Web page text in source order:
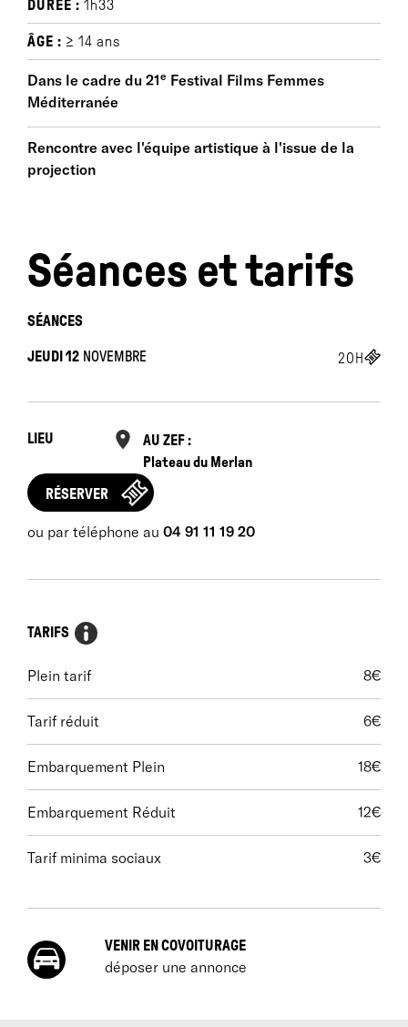
En 2018,Prïncia Carfonde une école alternative de
cinéma à Marseille. Depuis, elle enseigne à travers
divers ateliers et cours du soir dans les quartiers
Nord, avec pour objectif d’intégrer l'art et le cinéma
dans le quotidien de jeunes souvent tenus à l’écart de
la culture en raison de difficultés économiques ou
éducatives. Dans la lignée de la troupe de théâtre
fondée par ses parents, elle crée sa propre troupe de
DURÉE : 1h33
ÂGE : ≥ 14 ans
Dans le cadre du 21e Festival Films Femmes
Méditerranée
Rencontre avec l'équipe artistique à l'issue de la
projection
Séances et tarifs
SÉANCES
JEUDI 12 NOVEMBRE 20H
LIEU
AU ZEF :
Plateau du Merlan
RÉSERVER
ou par téléphone au 04 91 11 19 20
TARIFS
Plein tarif 8€
Tarif réduit 6€
Embarquement Plein 18€
Embarquement Réduit 12€
Tarif minima sociaux 3€
VENIR EN COVOITURAGE
déposer une annonce